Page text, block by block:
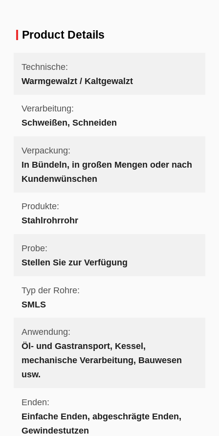
Product Details
Technische:
Warmgewalzt / Kaltgewalzt
Verarbeitung:
Schweißen, Schneiden
Verpackung:
In Bündeln, in großen Mengen oder nach
Kundenwünschen
Produkte:
Stahlrohrrohr
Probe:
Stellen Sie zur Verfügung
Typ der Rohre:
SMLS
Anwendung:
Öl- und Gastransport, Kessel,
mechanische Verarbeitung, Bauwesen
usw.
Enden:
Einfache Enden, abgeschrägte Enden,
Gewindestutzen